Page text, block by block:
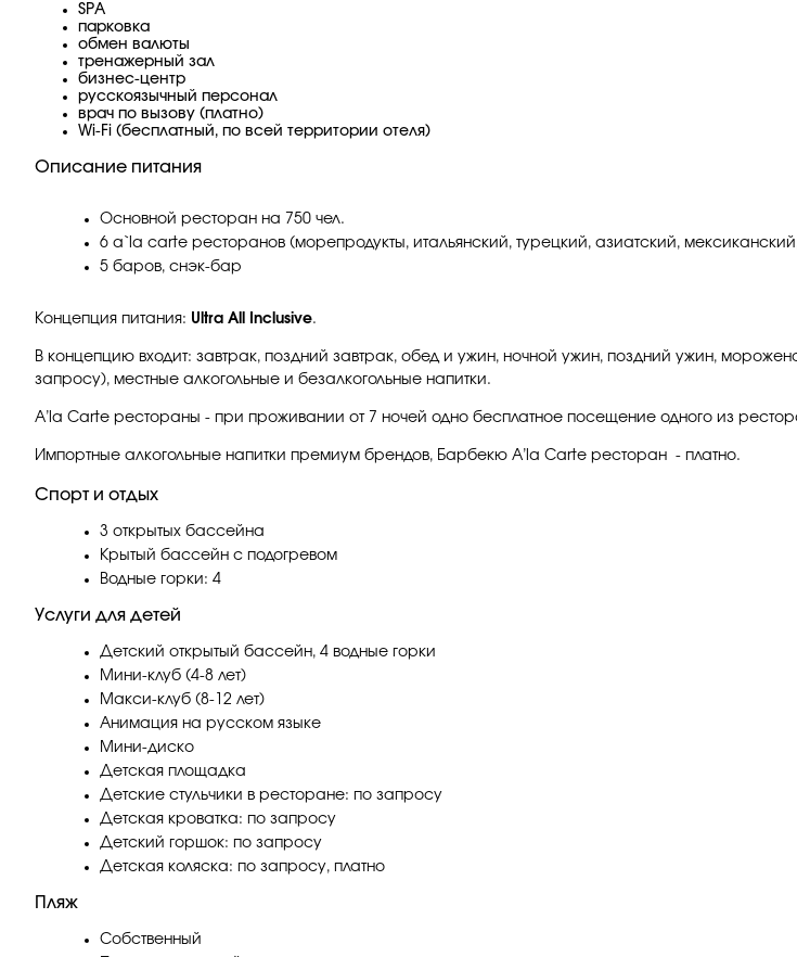
SPA
парковка
обмен валюты
тренажерный зал
бизнес-центр
русскоязычный персонал
врач по вызову (платно)
Wi-Fi (бесплатный, по всей территории отеля)
Описание питания
Основной ресторан на 750 чел.
6 a`la carte ресторанов (морепродукты, итальянский, турецкий, азиатский,
5 баров, снэк-бар
Концепция питания: Ultra All Inclusive.
В концепцию входит: завтрак, поздний завтрак, обед и ужин, ночной ужин, поздний ужин,
запросу), местные алкогольные и безалкогольные напитки.
A’la Carte рестораны - при проживании от 7 ночей одно бесплатное посещение одного из
Импортные алкогольные напитки премиум брендов, Барбекю A’la Carte ресторан - платно.
Спорт и отдых
3 открытых бассейна
Крытый бассейн с подогревом
Водные горки: 4
Услуги для детей
Детский открытый бассейн, 4 водные горки
Мини-клуб (4-8 лет)
Макси-клуб (8-12 лет)
Анимация на русском языке
Мини-диско
Детская площадка
Детские стульчики в ресторане: по запросу
Детская кроватка: по запросу
Детский горшок: по запросу
Детская коляска: по запросу, платно
Пляж
Собственный